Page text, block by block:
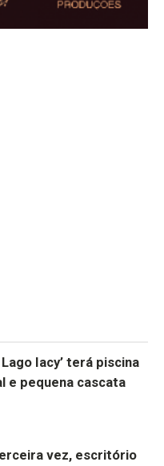
Lago Iacy’ terá piscina
e pequena cascata
vez, escritório